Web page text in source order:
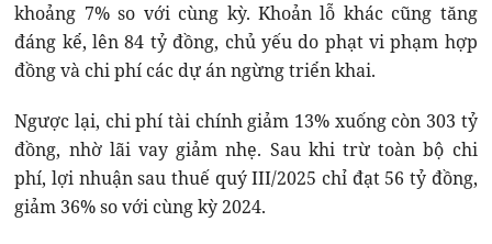
khoảng 7% so với cùng kỳ. Khoản lỗ khác cũng tăng
đáng kể, lên 84 tỷ đồng, chủ yếu do phạt vi phạm hợp
đồng và chi phí các dự án ngừng triển khai.
Ngược lại, chi phí tài chính giảm 13% xuống còn 303 tỷ
đồng, nhờ lãi vay giảm nhẹ. Sau khi trừ toàn bộ chi
phí, lợi nhuận sau thuế quý III/2025 chỉ đạt 56 tỷ đồng,
giảm 36% so với cùng kỳ 2024.